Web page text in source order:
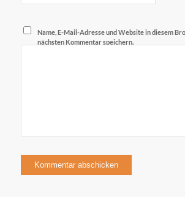
Name, E-Mail-Adresse und Website in diesem
nächsten Kommentar speichern.